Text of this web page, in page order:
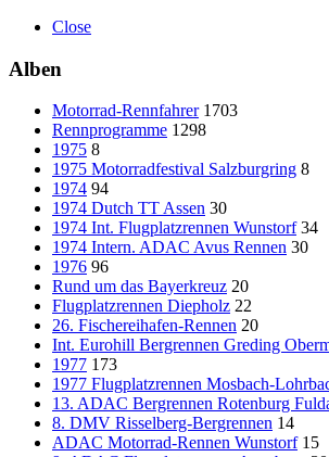
Close
Alben
Motorrad-Rennfahrer 1703
Rennprogramme 1298
1975 8
1975 Motorradfestival Salzburgring 8
1974 94
1974 Dutch TT Assen 30
1974 Int. Flugplatzrennen Wunstorf 34
1974 Intern. ADAC Avus Rennen 30
1976 96
Rund um das Bayerkreuz 20
Flugplatzrennen Diepholz 22
26. Fischereihafen-Rennen 20
Int. Eurohill Bergrennen Greding
1977 173
1977 Flugplatzrennen Mosbach-
13. ADAC Bergrennen Rotenburg
8. DMV Risselberg-Bergrennen 14
ADAC Motorrad-Rennen Wunstorf 15